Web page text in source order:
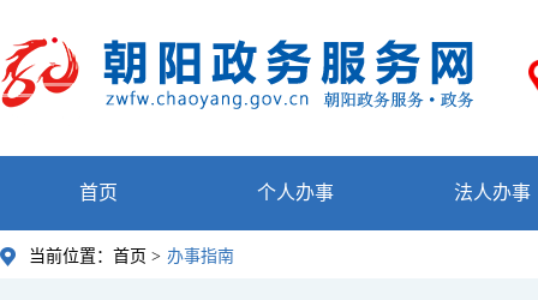
首页 个人办事 法人办事
当前位置： 首页 > 办事指南